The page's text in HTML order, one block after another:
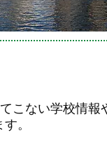
こない学校情報
す。